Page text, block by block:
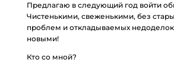
Предлагаю в следующий год войти
Чистенькими, свеженькими, без
проблем и откладываемых
новыми!
Кто со мной?